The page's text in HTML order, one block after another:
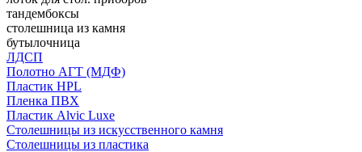
тандембоксы
столешница из камня
бутылочница
ЛДСП
Полотно АГТ (МДФ)
Пластик HPL
Пленка ПВХ
Пластик Alvic Luxe
Столешницы из искусственного камня
Столешницы из пластика